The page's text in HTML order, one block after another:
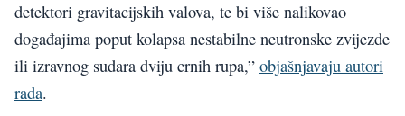
detektori gravitacijskih valova, te bi više nalikovao
događajima poput kolapsa nestabilne neutronske zvijezde
ili izravnog sudara dviju crnih rupa,” objašnjavaju autori
rada.